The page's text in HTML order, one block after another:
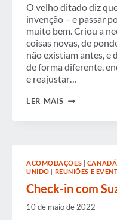
O velho ditado diz
invenção – e passar
muito bem. Criou a
coisas novas, de
não existiam antes, e
de forma diferente,
e reajustar…
LER MAIS CHECK-
ACOMODAÇÕES | CANADÁ
UNIDO | REUNIÕES E
Check-in com
10 de maio de 2022